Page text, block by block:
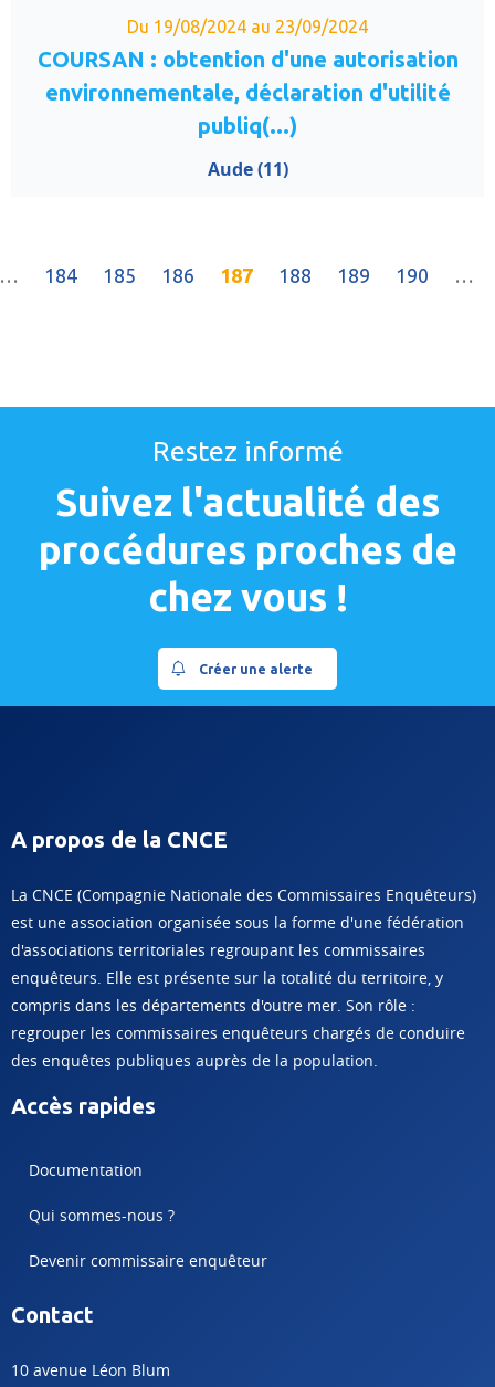
Du 19/08/2024 au 23/09/2024
COURSAN : obtention d'une autorisation
environnementale, déclaration d'utilité
publiq(...)
Aude (11)
… 184 185 186 187(current)
188 189 190 …
Restez informé
Suivez l'actualité des
procédures proches de
chez vous !
Créer une alerte
A propos de la CNCE
La CNCE (Compagnie Nationale des Commissaires Enquêteurs)
est une association organisée sous la forme d'une fédération
d'associations territoriales regroupant les commissaires
enquêteurs. Elle est présente sur la totalité du territoire, y
compris dans les départements d'outre mer. Son rôle :
regrouper les commissaires enquêteurs chargés de conduire
des enquêtes publiques auprès de la population.
Accès rapides
Documentation
Qui sommes-nous ?
Devenir commissaire enquêteur
Contact
10 avenue Léon Blum